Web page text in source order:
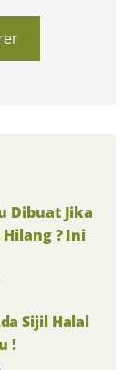
Dibuat Jika
Hilang ? Ini
Sijil Halal
!